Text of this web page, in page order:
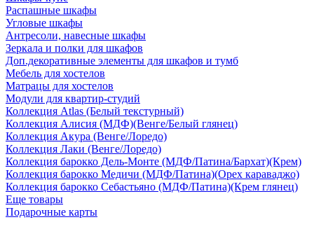
Распашные шкафы
Угловые шкафы
Антресоли, навесные шкафы
Зеркала и полки для шкафов
Доп.декоративные элементы для шкафов и тумб
Мебель для хостелов
Матрацы для хостелов
Модули для квартир-студий
Коллекция Atlas (Белый текстурный)
Коллекция Алисия (МДФ)(Венге/Белый глянец)
Коллекция Акура (Венге/Лоредо)
Коллекция Лаки (Венге/Лоредо)
Коллекция барокко Дель-Монте (МДФ/Патина/Бархат)(Крем)
Коллекция барокко Медичи (МДФ/Патина)(Орех караваджо)
Коллекция барокко Себастьяно (МДФ/Патина)(Крем глянец)
Еще товары
Подарочные карты